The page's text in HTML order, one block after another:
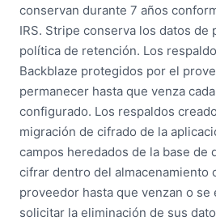
conservan durante 7 años
IRS. Stripe conserva los datos de
política de retención. Los
Backblaze protegidos por el
permanecer hasta que venza
configurado. Los respaldos
migración de cifrado de la
campos heredados de la base de
cifrar dentro del almacenamiento
proveedor hasta que venzan o se
solicitar la eliminación de sus